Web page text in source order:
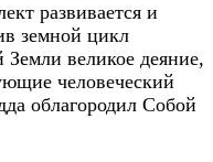
развивается и
земной цикл
великое деяние,
человеческий
облагородил Собой